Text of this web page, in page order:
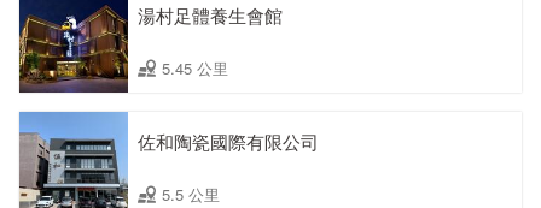
湯村足體養生會館
5.45 公里
佐和陶瓷國際有限公司
5.5 公里